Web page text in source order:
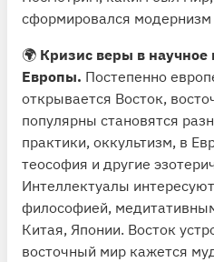
сформировался модернизм
🌍 Кризис веры в научное
Европы. Постепенно
открывается Восток,
популярны становятся
практики, оккультизм, в
теософия и другие
Интеллектуалы
философией,
Китая, Японии. Восток
восточный мир кажется